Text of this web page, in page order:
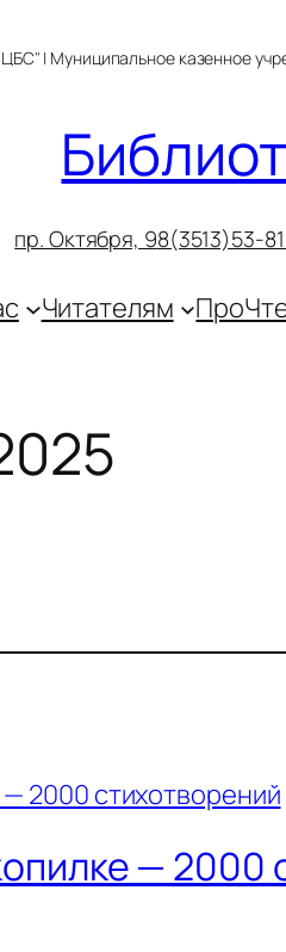
| Муниципальное казенное
пр. Октября, 98(3513)53-
Читателям
— 2000